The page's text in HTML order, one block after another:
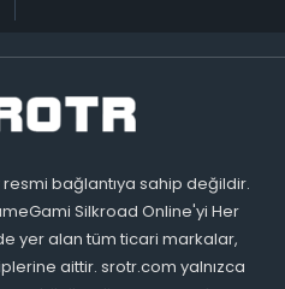
bağlantıya sahip değildir.
Silkroad Online'yi Her
yer alan tüm ticari markalar,
aittir. srotr.com yalnızca